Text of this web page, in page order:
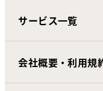
サービス一覧
会社概要・利用規